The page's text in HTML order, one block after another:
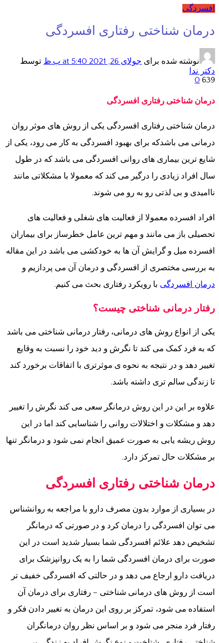
افسردگی
درمان شناختی رفتاری افسردگی
نوشته شده برای جولای 26, 2021 at 5:40 ب.ظ
توسط
دکتر ندا
639
0
درمان شناختی رفتاری افسردگی
درمان شناختی رفتاری افسردگی یکی از روش های موثر روان
درمانی می باشدکه برای بهبود افسردگی به کار می رود، یکی از
شایع ترین بیماری های روانی افسردگی می باشد که در طول
سال افراد زیادی را درگیر می کند که معمولا با مشکلاتی مانند
ناامیدی و بی لذتی رو به رو می شوند.
افراد افسرده معمولا از فعالیت های شغلی و فعالیت های
تحصیلی باز می مانند و مهم ترین عامل خطرساز برای بیماران
افسرده میل و گرایش آن ها به خودکشی می باشد در این مقاله
به بررسی مختصری از افسردگی و درمان آن می پردازیم و
درمان افسردگی با رویکرد رفتاری بحث می کنیم.
رفتار درمانی شناختی چیست؟
یکی از انواع روش های درمانی، رفتار درمانی شناختی می باشد
که به فرد کمک می کند تا نگرش و دید خود را نسبت به وقایع
تغییر دهد و در نتیجه به نحوه ی موثرتری با اتفاقات برخورد کند
تا زندگی سالم تری داشته باشد.
علاوه بر این در این روش درمانگر سعی می کند نگرش را تغییر
دهد و مشکلات و اختلالات روانی را شناسایی کند اما در این
روش ریشه یابی به صورت عمیق انجام نمی شود و درمانگر تنها
بر مشکلات حال تمرکز دارد.
درمان شناختی رفتاری افسردگی
در بسیاری از موارد بدون مصرف دارو با مراجعه به روانشناس
می توان افسردگی را درمان کرد و در صورتی که درمانگر
تشخیص دهد علائم افسردگی شما بسیار شدید است در این
صورت برای درمان افسردگی شما را به یک روانپزشک برای
دریافت دارو ارجاع می دهد و در حالتی که افسردگی خفیف تر
است از روش های درمانی شناختی – رفتاری برای درمان آن
استفاده می شود، تمرکز بر روی این درمان به تغییر دادن فکر و
رفتار فرد منجر می شود و بر اساس نظر روان درمانگران